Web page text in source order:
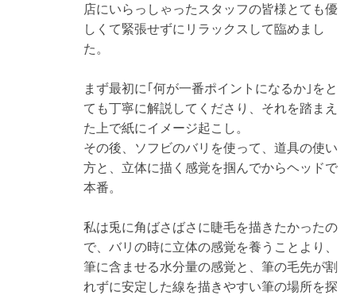
店にいらっしゃったスタッフの皆様とても優
しくて緊張せずにリラックスして臨めまし
た。
まず最初に｢何が一番ポイントになるか｣をと
ても丁寧に解説してくださり、それを踏まえ
た上で紙にイメージ起こし。
その後、ソフビのバリを使って、道具の使い
方と、立体に描く感覚を掴んでからヘッドで
本番。
私は兎に角ばさばさに睫毛を描きたかったの
で、バリの時に立体の感覚を養うことより、
筆に含ませる水分量の感覚と、筆の毛先が割
れずに安定した線を描きやすい筆の場所を探